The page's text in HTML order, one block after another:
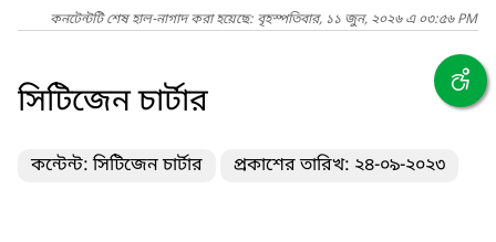
কনটেন্টটি শেষ হাল-নাগাদ করা হয়েছে: বৃহস্পতিবার, ১১ জুন, ২০২৬ এ ০৩:৫৬ PM
সিটিজেন চার্টার
কন্টেন্ট: সিটিজেন চার্টার প্রকাশের তারিখ: ২৪-০৯-২০২৩